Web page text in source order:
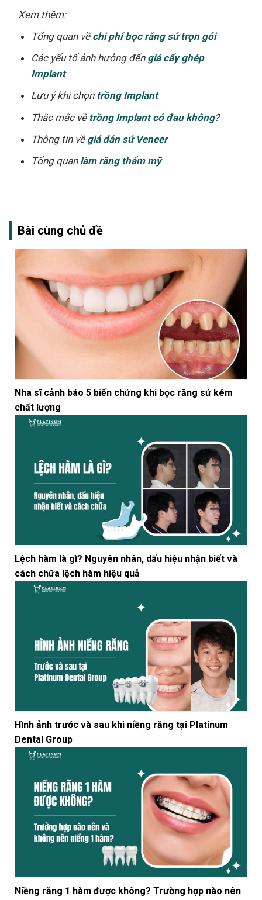
Xem thêm:
Tổng quan về chi phí bọc răng sứ trọn gói
Các yếu tố ảnh hưởng đến giá cấy ghép
Implant
Lưu ý khi chọn trồng Implant
Thắc mắc về trồng Implant có đau không?
Thông tin về giá dán sứ Veneer
Tổng quan làm răng thẩm mỹ
Bài cùng chủ đề
Nha sĩ cảnh báo 5 biến chứng khi bọc răng sứ kém
chất lượng
Lệch hàm là gì? Nguyên nhân, dấu hiệu nhận biết và
cách chữa lệch hàm hiệu quả
Hình ảnh trước và sau khi niềng răng tại Platinum
Dental Group
Niềng răng 1 hàm được không? Trường hợp nào nên